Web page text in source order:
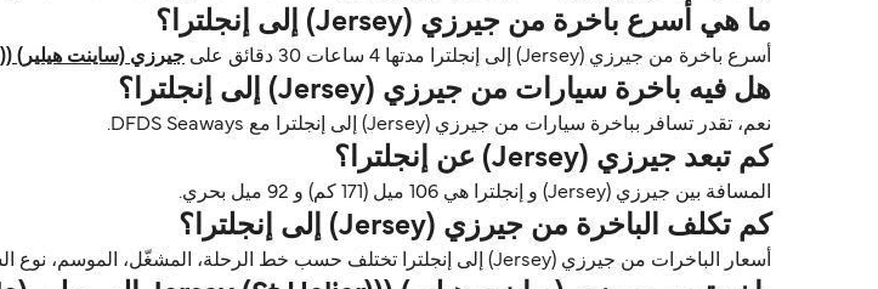
ما هي أسرع باخرة من جيرزي (Jersey) إلى إنجلترا؟
أسرع باخرة من جيرزي (Jersey) إلى إنجلترا مدتها 4 ساعات 30 دقائق على جيرزي (ساينت هيلير) ((Jersey (St Helier) الي بولي (Poole) باخرة
هل فيه باخرة سيارات من جيرزي (Jersey) إلى إنجلترا؟
نعم، تقدر تسافر بباخرة سيارات من جيرزي (Jersey) إلى إنجلترا مع DFDS Seaways.
كم تبعد جيرزي (Jersey) عن إنجلترا؟
المسافة بين جيرزي (Jersey) و إنجلترا هي 106 ميل (171 كم) و 92 ميل بحري.
كم تكلف الباخرة من جيرزي (Jersey) إلى إنجلترا؟
أسعار الباخرات من جيرزي (Jersey) إلى إنجلترا تختلف حسب خط الرحلة، المشغّل، الموسم، نوع السيارة وإذا كنت مسافر على باخرة سريعة أو تقليدية.